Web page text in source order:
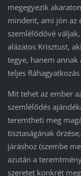
megegyezik
mindent, ami jön az
szemlélődővé
alázatos Krisztust,
tegye, hanem annak
teljes
Mit tehet az ember
szemlélődés
teremtheti meg
tisztaságának
járáshoz (szembe
azután a
szeretet konkrét